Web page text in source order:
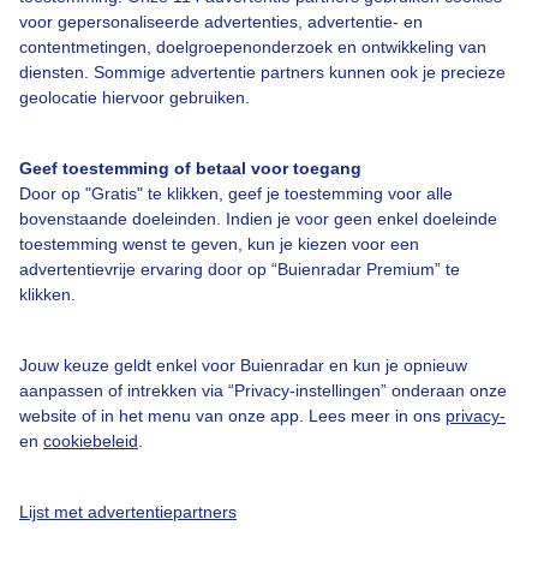
voor gepersonaliseerde advertenties, advertentie- en
contentmetingen, doelgroepenonderzoek en ontwikkeling van
diensten. Sommige advertentie partners kunnen ook je precieze
geolocatie hiervoor gebruiken.
Geef toestemming of betaal voor toegang
Door op "Gratis" te klikken, geef je toestemming voor alle
bovenstaande doeleinden. Indien je voor geen enkel doeleinde
toestemming wenst te geven, kun je kiezen voor een
advertentievrije ervaring door op “Buienradar Premium” te
klikken.
Jouw keuze geldt enkel voor Buienradar en kun je opnieuw
aanpassen of intrekken via “Privacy-instellingen” onderaan onze
website of in het menu van onze app. Lees meer in ons privacy-
en cookiebeleid
Lijst met advertentiepartners
Bedrijfsgegevens
Veelgestelde vragen
Toegankelijkheid
Gebruikersvoorwaarden
Adverteren
Buienradar Team
Cookie beleid
@BuienradarNL